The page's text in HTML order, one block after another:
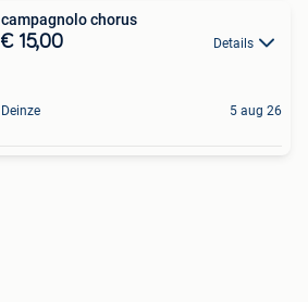
campagnolo chorus
€ 15,00 Details
Deinze 5 aug 26